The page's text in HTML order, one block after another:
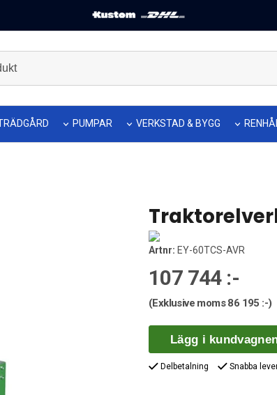
PUMPAR VERKSTAD & BYGG
Artnr: EY-60TCS-AVR
107 744 :-
(Exklusive moms86 195 :-)
Lägg i
Delbetalning Snabba